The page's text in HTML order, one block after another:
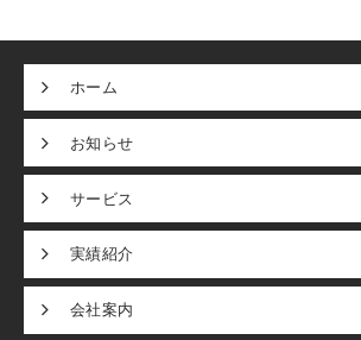
ホーム
お知らせ
サービス
実績紹介
会社案内